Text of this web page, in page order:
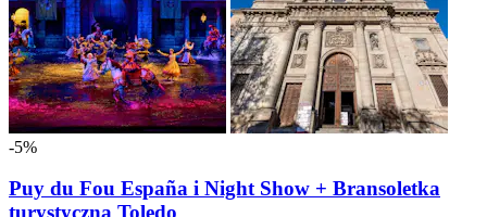
-5%
Puy du Fou España i Night Show + Bransoletka